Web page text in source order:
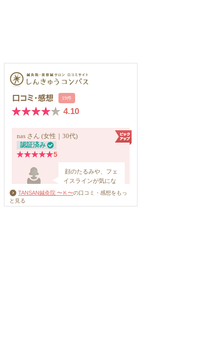
TANSAN鍼灸院 〜Ｋ〜の口コミ・感想をもっ
と見る